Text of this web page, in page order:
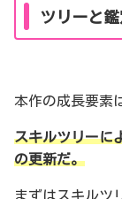
ツリーと
本作の成長要素
スキルツリーに
の更新だ。
まずはスキルツ